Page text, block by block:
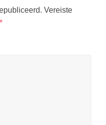
Vereiste
*